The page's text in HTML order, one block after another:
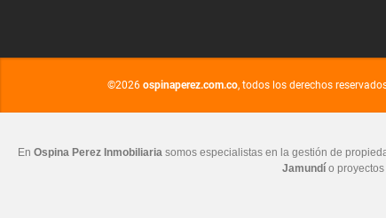
©2026 ospinaperez.com.co, todos los derechos
En Ospina Perez Inmobiliariasomos especialistas en la gestión de
Jamundí o